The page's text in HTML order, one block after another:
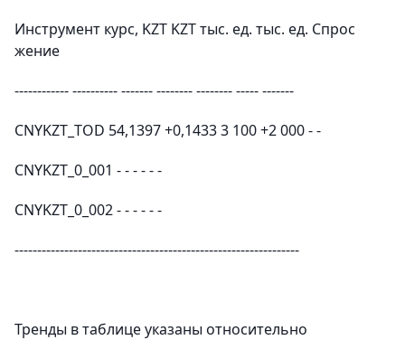
Инструмент курс, KZT KZT тыс. ед. тыс. ед. Спрос
жение
------------ ---------- ------- -------- -------- ----- -------
CNYKZT_TOD 54,1397 +0,1433 3 100 +2 000 - -
CNYKZT_0_001 - - - - - -
CNYKZT_0_002 - - - - - -
---------------------------------------------------------------
Тренды в таблице указаны относительно